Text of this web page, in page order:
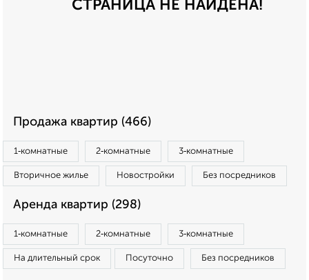
СТРАНИЦА НЕ НАЙДЕНА!
Продажа квартир (466)
1‑комнатные 2‑комнатные 3‑комнатные
Вторичное жилье Новостройки Без посредников
Аренда квартир (298)
1‑комнатные 2‑комнатные 3‑комнатные
На длительный срок Посуточно Без посредников